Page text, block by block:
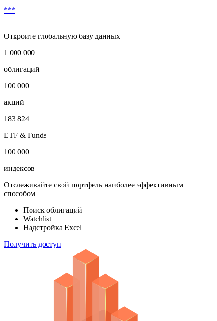
***
Откройте глобальную базу данных
1 000 000
облигаций
100 000
акций
183 824
ETF & Funds
100 000
индексов
Отслеживайте свой портфель наиболее эффективным
способом
Поиск облигаций
Watchlist
Надстройка Excel
Получить доступ